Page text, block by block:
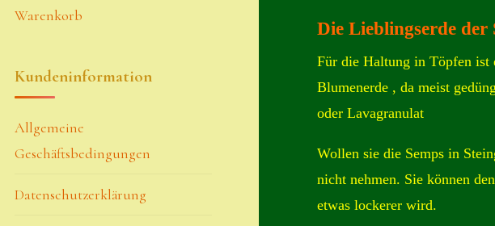
Die Lieblingserde der
Für die Haltung in Töpfen ist
Blumenerde , da meist
oder Lavagranulat
Wollen sie die Semps in
nicht nehmen. Sie können
etwas lockerer wird.
Warenkorb
Kundeninformation
Allgemeine
Geschäftsbedingungen
Datenschutzerklärung